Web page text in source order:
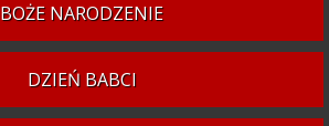
BOŻE NARODZENIE
DZIEŃ BABCI